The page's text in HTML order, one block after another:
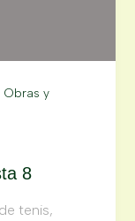
Obras y
8
tenis,